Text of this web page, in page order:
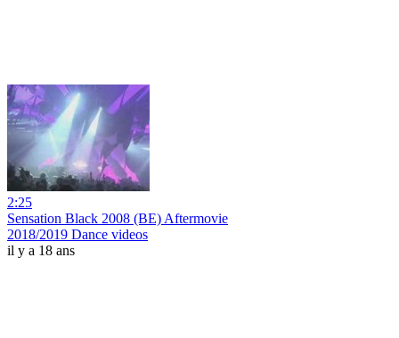
2:25
Sensation Black 2008 (BE) Aftermovie
2018/2019 Dance videos
il y a 18 ans